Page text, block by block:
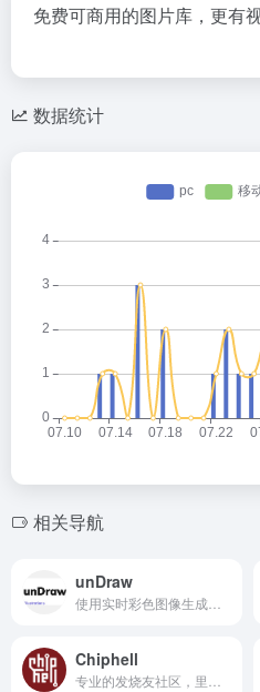
免费可商用的图片库，更有
数据统计
相关导航
unDraw
Chiphell